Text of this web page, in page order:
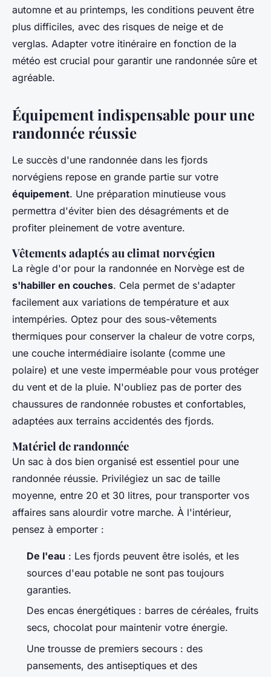
automne et au printemps, les conditions peuvent être
plus difficiles, avec des risques de neige et de
verglas. Adapter votre itinéraire en fonction de la
météo est crucial pour garantir une randonnée sûre et
agréable.
Équipement indispensable pour une
randonnée réussie
Le succès d'une randonnée dans les fjords
norvégiens repose en grande partie sur votre
équipement. Une préparation minutieuse vous
permettra d'éviter bien des désagréments et de
profiter pleinement de votre aventure.
Vêtements adaptés au climat norvégien
La règle d'or pour la randonnée en Norvège est de
s'habiller en couches. Cela permet de s'adapter
facilement aux variations de température et aux
intempéries. Optez pour des sous-vêtements
thermiques pour conserver la chaleur de votre corps,
une couche intermédiaire isolante (comme une
polaire) et une veste imperméable pour vous protéger
du vent et de la pluie. N'oubliez pas de porter des
chaussures de randonnée robustes et confortables,
adaptées aux terrains accidentés des fjords.
Matériel de randonnée
Un sac à dos bien organisé est essentiel pour une
randonnée réussie. Privilégiez un sac de taille
moyenne, entre 20 et 30 litres, pour transporter vos
affaires sans alourdir votre marche. À l'intérieur,
pensez à emporter :
De l'eau : Les fjords peuvent être isolés, et les
sources d'eau potable ne sont pas toujours
garanties.
Des encas énergétiques : barres de céréales, fruits
secs, chocolat pour maintenir votre énergie.
Une trousse de premiers secours : des
pansements, des antiseptiques et des